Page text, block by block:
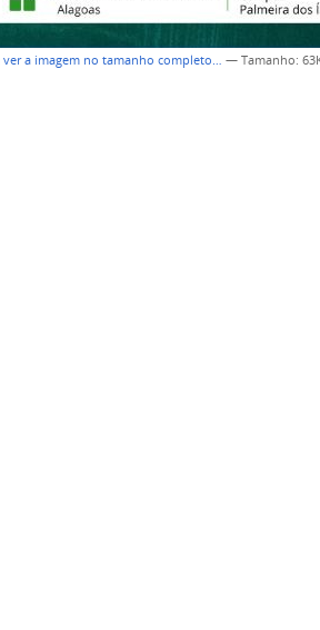
ver a imagem no tamanho completo… —Tamanho: